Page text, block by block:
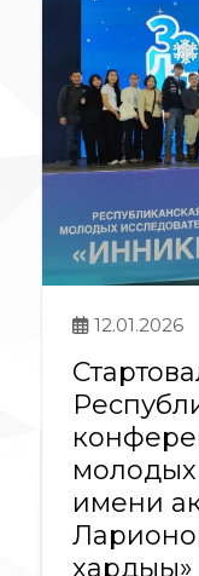
12.01.2026
молодых
имени
хардыы»